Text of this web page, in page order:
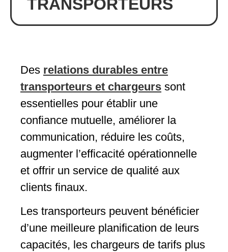
TRANSPORTEURS
Des relations durables entre
transporteurs et chargeurs sont
essentielles pour établir une
confiance mutuelle, améliorer la
communication, réduire les coûts,
augmenter l’efficacité opérationnelle
et offrir un service de qualité aux
clients finaux.
Les transporteurs peuvent bénéficier
d’une meilleure planification de leurs
capacités, les chargeurs de tarifs plus